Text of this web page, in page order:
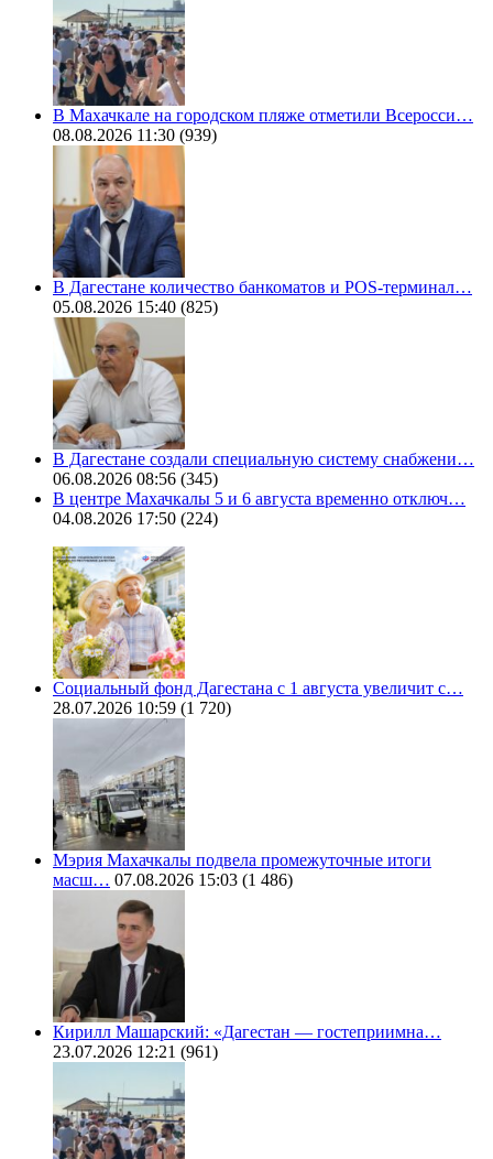
В Махачкале на городском пляже отметили Всеросси…
08.08.2026 11:30 (939)
В Дагестане количество банкоматов и POS-терминал…
05.08.2026 15:40 (825)
В Дагестане создали специальную систему снабжени…
06.08.2026 08:56 (345)
В центре Махачкалы 5 и 6 августа временно отключ…
04.08.2026 17:50 (224)
Социальный фонд Дагестана с 1 августа увеличит с…
28.07.2026 10:59 (1 720)
Мэрия Махачкалы подвела промежуточные итоги
масш… 07.08.2026 15:03 (1 486)
Кирилл Машарский: «Дагестан — гостеприимна…
23.07.2026 12:21 (961)